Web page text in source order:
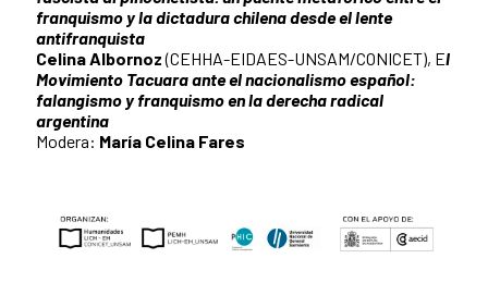
franquismo y la dictadura chilena desde el lente
antifranquista
Celina Albornoz(CEHHA-EIDAES-UNSAM/CONICET), El
Movimiento Tacuara ante el nacionalismo español:
falangismo y franquismo en la derecha radical
argentina
Modera: María Celina Fares